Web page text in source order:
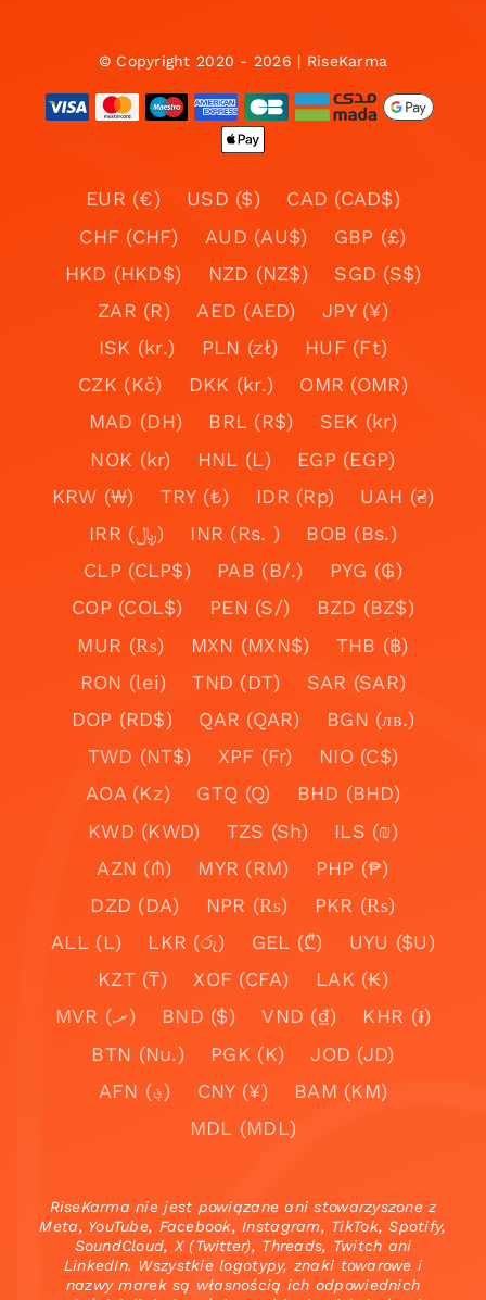
© Copyright 2020 - 2026 | RiseKarma
EUR (€) USD ($)
CAD (CAD$)
CHF (CHF)
AUD (AU$)
GBP (£)
HKD (HKD$)
NZD (NZ$)
SGD (S$)
ZAR (R)
AED (AED)
JPY (¥)
ISK (kr.)
PLN (zł)
HUF (Ft)
CZK (Kč)
DKK (kr.)
OMR (OMR)
MAD (DH)
BRL (R$)
SEK (kr)
NOK (kr)
HNL (L)
EGP (EGP)
KRW (₩)
TRY (₺) IDR (Rp)
UAH (₴)
IRR (﷼)
INR (Rs. )
BOB (Bs.)
CLP (CLP$)
PAB (B/.)
PYG (₲)
COP (COL$)
PEN (S/)
BZD (BZ$)
MUR (₨)
MXN (MXN$)
THB (฿)
RON (lei)
TND (DT)
SAR (SAR)
DOP (RD$)
QAR (QAR)
BGN (лв.)
TWD (NT$)
XPF (Fr)
NIO (C$)
AOA (Kz)
GTQ (Q)
BHD (BHD)
KWD (KWD)
TZS (Sh)
ILS (₪)
AZN (₼)
MYR (RM)
PHP (₱)
DZD (DA)
NPR (₨)
PKR (₨)
ALL (L)
LKR (රු) GEL (₾)
UYU ($U)
KZT (₸)
XOF (CFA)
LAK (₭)
MVR (.ރ)
BND ($) VND (₫)
KHR (៛)
BTN (Nu.)
PGK (K)
JOD (JD)
AFN (؋)
CNY (¥)
BAM (KM)
MDL (MDL)
RiseKarma nie jest powiązane ani stowarzyszone z
Meta, YouTube, Facebook, Instagram, TikTok, Spotify,
SoundCloud, X (Twitter), Threads, Twitch ani
LinkedIn. Wszystkie logotypy, znaki towarowe i
nazwy marek są własnością ich odpowiednich